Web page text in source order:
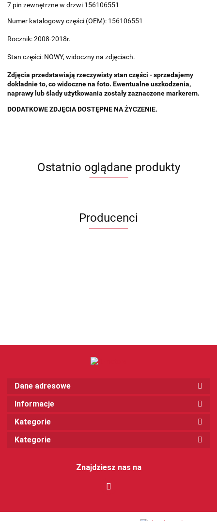
7 pin zewnętrzne w drzwi 156106551
Numer katalogowy części (OEM): 156106551
Rocznik: 2008-2018r.
Stan części: NOWY, widoczny na zdjęciach.
Zdjęcia przedstawiają rzeczywisty stan części - sprzedajemy
dokładnie to, co widoczne na foto. Ewentualne uszkodzenia,
naprawy lub ślady użytkowania zostały zaznaczone markerem.
DODATKOWE ZDJĘCIA DOSTĘPNE NA ŻYCZENIE.
Ostatnio oglądane produkty
Producenci
Dane adresowe
Informacje
Kategorie
Kategorie
Znajdziesz nas na